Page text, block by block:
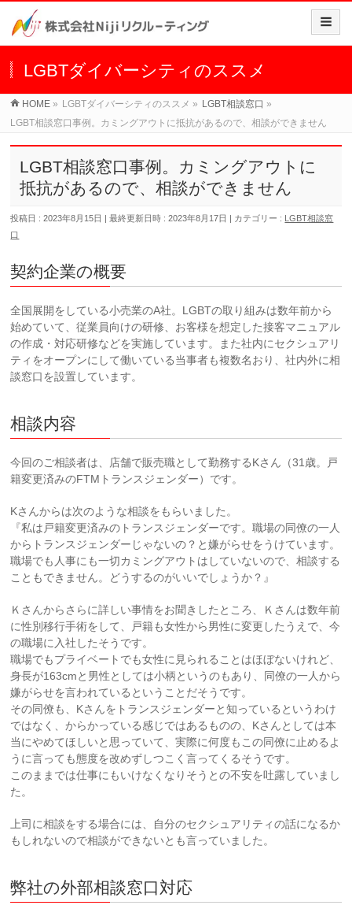
LGBTダイバーシティのススメ
HOME » LGBTダイバーシティのススメ » LGBT相談窓口 »
LGBT相談窓口事例。カミングアウトに抵抗があるので、相談ができません
LGBT相談窓口事例。カミングアウトに
抵抗があるので、相談ができません
投稿日 : 2023年8月15日 最終更新日時 : 2023年8月17日 カテゴリー : LGBT相談窓
口
契約企業の概要
全国展開をしている小売業のA社。LGBTの取り組みは数年前から
始めていて、従業員向けの研修、お客様を想定した接客マニュアル
の作成・対応研修などを実施しています。また社内にセクシュアリ
ティをオープンにして働いている当事者も複数名おり、社内外に相
談窓口を設置しています。
相談内容
今回のご相談者は、店舗で販売職として勤務するKさん（31歳。戸
籍変更済みのFTMトランスジェンダー）です。
Kさんからは次のような相談をもらいました。
『私は戸籍変更済みのトランスジェンダーです。職場の同僚の一人
からトランスジェンダーじゃないの？と嫌がらせをうけています。
職場でも人事にも一切カミングアウトはしていないので、相談する
こともできません。どうするのがいいでしょうか？』
Ｋさんからさらに詳しい事情をお聞きしたところ、Ｋさんは数年前
に性別移行手術をして、戸籍も女性から男性に変更したうえで、今
の職場に入社したそうです。
職場でもプライベートでも女性に見られることはほぼないけれど、
身長が163cmと男性としては小柄というのもあり、同僚の一人から
嫌がらせを言われているということだそうです。
その同僚も、Kさんをトランスジェンダーと知っているというわけ
ではなく、からかっている感じではあるものの、Kさんとしては本
当にやめてほしいと思っていて、実際に何度もこの同僚に止めるよ
うに言っても態度を改めずしつこく言ってくるそうです。
このままでは仕事にもいけなくなりそうとの不安を吐露していまし
た。
上司に相談をする場合には、自分のセクシュアリティの話になるか
もしれないので相談ができないとも言っていました。
弊社の外部相談窓口対応